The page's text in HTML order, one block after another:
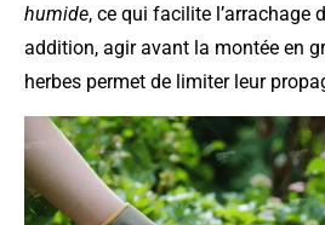
humide, ce qui facilite l’arrachage
addition, agir avant la montée en
herbes permet de limiter leur